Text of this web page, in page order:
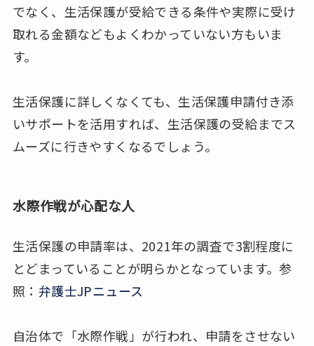
でなく、生活保護が受給できる条件や実際に受け
取れる金額などもよくわかっていない方もいま
す。
生活保護に詳しくなくても、生活保護申請付き添
いサポートを活用すれば、生活保護の受給までス
ムーズに行きやすくなるでしょう。
水際作戦が心配な人
生活保護の申請率は、2021年の調査で3割程度に
とどまっていることが明らかとなっています。参
照： 弁護士JPニュース
自治体で「水際作戦」が行われ、申請をさせない